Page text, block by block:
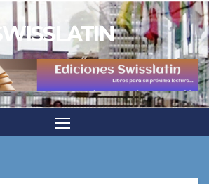
SWISSLATIN